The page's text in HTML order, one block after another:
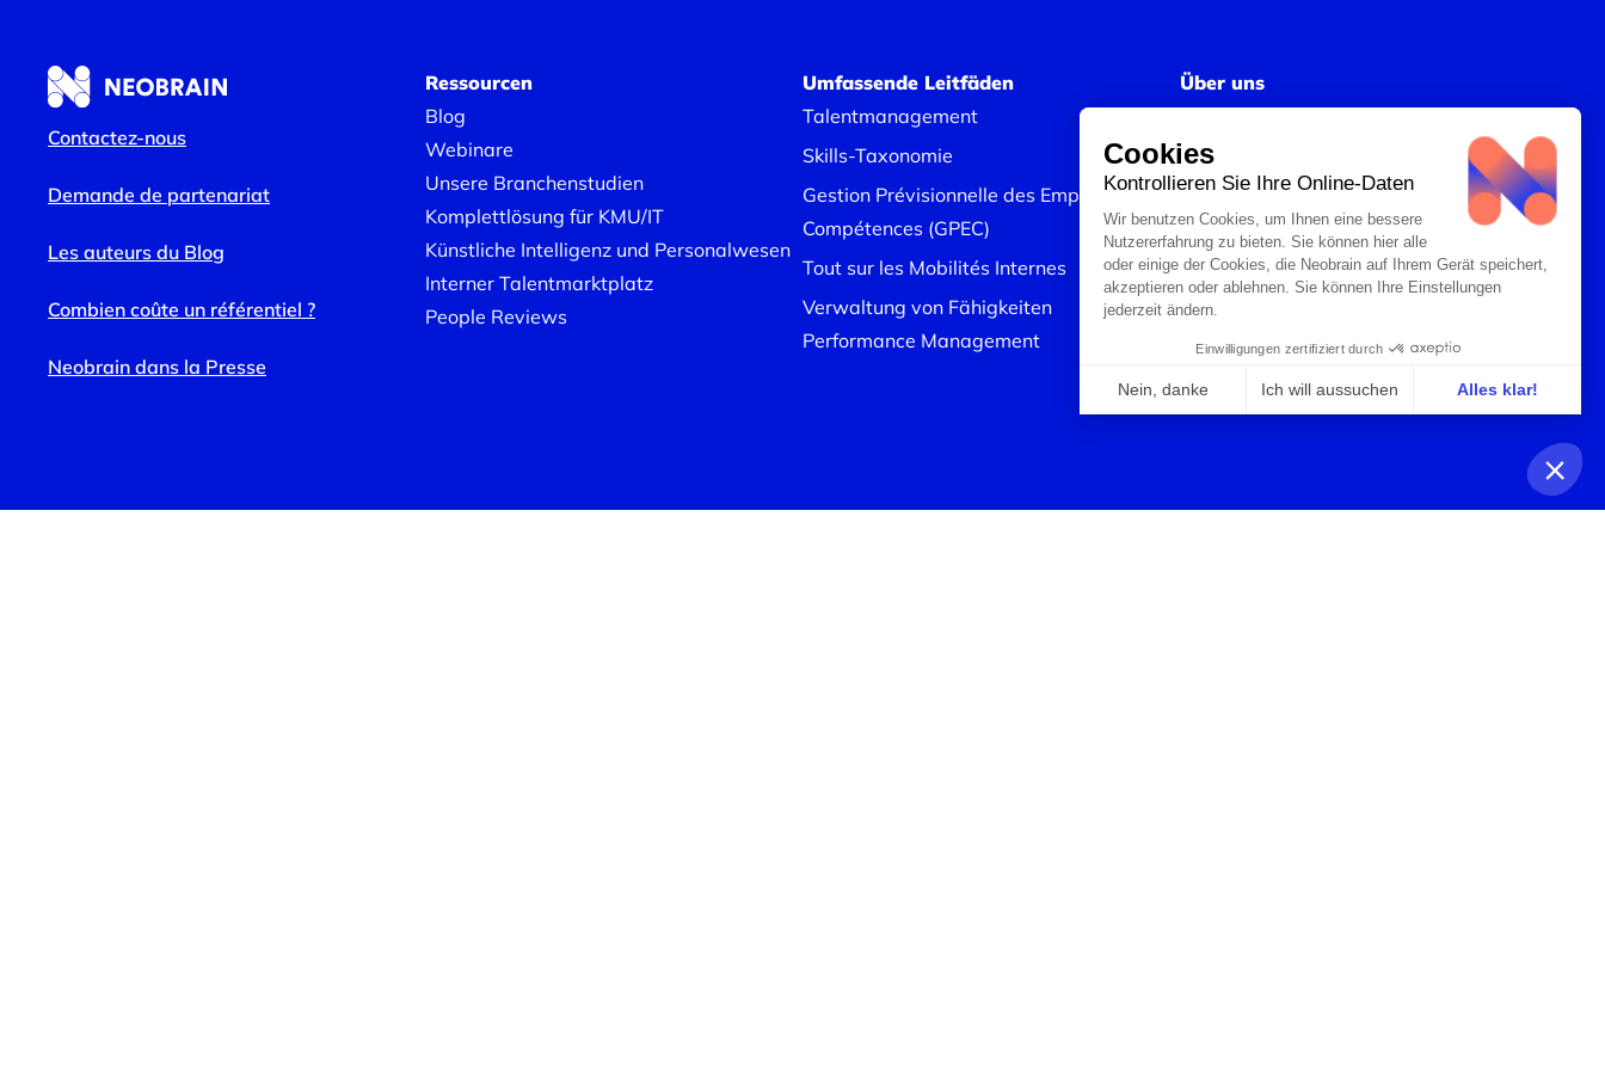
Contactez-nous
Demande de partenariat
Les auteurs du Blog
Combien coûte un référentiel ?
Neobrain dans la Presse
Ressourcen
Blog
Webinare
Unsere Branchenstudien
Komplettlösung für KMU/IT
Künstliche Intelligenz und Personalwesen
Interner Talentmarktplatz
People Reviews
Umfassende Leitfäden
Talentmanagement
Skills-Taxonomie
Gestion Prévisionnelle des Emplois et
Compétences (GPEC)
Tout sur les Mobilités Internes
Verwaltung von Fähigkeiten
Performance Management
Über uns
Teil vom Team werden
Unsere Success Stories
Rechtliche Hinweise
Datenschutzrichtlinien
Linkedin
CSR-Politik